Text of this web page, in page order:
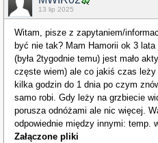
13 lip 2025
Witam, pisze z zapytaniem/
być nie tak? Mam Hamorii ok 3
(była 2tygodnie temu) jest mało
częste wiem) ale co jakiś czas
kilka godzin do 1 dnia po czym
samo robi. Gdy leży na grzbiecie
porusza odnóżami ale nic więcej.
odpowiednie między innymi: temp.
Załączone pliki